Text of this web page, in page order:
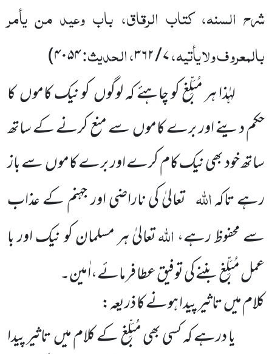
شرح السنہ، کتاب الرقاق، باب وعید من یأمر
بالمعروف ولا یأتیہ،۷ / ۳۶۲ ، الحدیث:۴۰۵۴)
لہٰذا ہر مُبَلِّغکو چاہئے کہ لوگوں کو نیک کاموں کا
حکم دینے اور برے کاموں سے منع کرنے کے ساتھ
ساتھ خود بھی نیک کام کرے اور برے کاموں سے باز
رہے تاکہاللہ تعالیٰ کی ناراضی اور جہنم کے عذاب
سے محفوظ رہے،اللہتعالیٰ ہر مسلمان کو نیک اور با
عمل مُبَلِّغبننے کی توفیق عطا فرمائے،اٰمین۔
کلام میں تاثیر پیدا ہونے کا ذریعہ:
یا درہے کہ کسی بھی مُبَلِّغ کے کلام میں تاثیر پیدا